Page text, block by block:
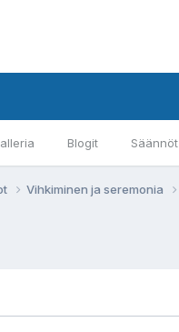
Blogit Säännöt
Vihkiminen ja seremonia